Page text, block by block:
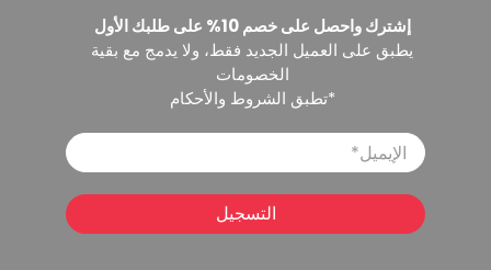
إشترك واحصل على خصم 10% على طلبك الأول
يطبق على العميل الجديد فقط، ولا يدمج مع بقية
الخصومات
*تطبق الشروط والأحكام
الإيميل
التسجيل